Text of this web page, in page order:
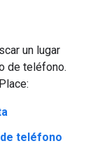
un lugar
de teléfono.
teléfono